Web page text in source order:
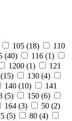
105 (18)
110
(40) 116 (1)
1200 (1)
121
15) 130 (4)
140 (10)
141
(5) 150 (6)
164 (3) 50 (2)
(5) 80 (4)